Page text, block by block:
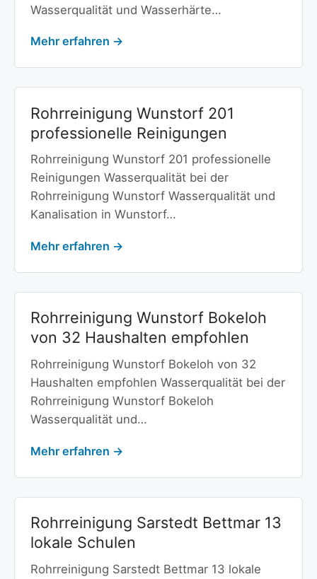
Wasserqualität und Wasserhärte…
Mehr erfahren →
Rohrreinigung Wunstorf 201
professionelle Reinigungen
Rohrreinigung Wunstorf 201 professionelle
Reinigungen Wasserqualität bei der
Rohrreinigung Wunstorf Wasserqualität und
Kanalisation in Wunstorf…
Mehr erfahren →
Rohrreinigung Wunstorf Bokeloh
von 32 Haushalten empfohlen
Rohrreinigung Wunstorf Bokeloh von 32
Haushalten empfohlen Wasserqualität bei der
Rohrreinigung Wunstorf Bokeloh
Wasserqualität und…
Mehr erfahren →
Rohrreinigung Sarstedt Bettmar 13
lokale Schulen
Rohrreinigung Sarstedt Bettmar 13 lokale